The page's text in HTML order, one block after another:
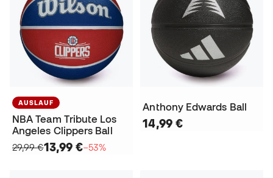
AUSLAUF
NBA Team Tribute Los
Angeles Clippers Ball
29,99 €13,99 €−53%
Anthony Edwards Ball
14,99 €